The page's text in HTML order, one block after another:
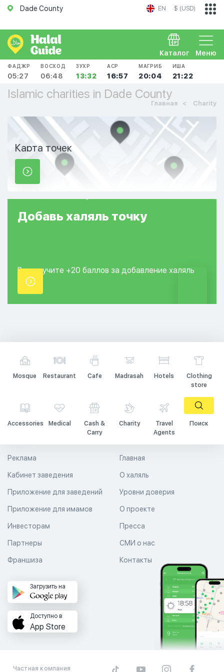
Dade County EN $ (USD)
Меню
Каталог
ФАДЖР
05:27
ВОСХОД
06:48
ЗУХР
13:32
АСР
16:57
МАГРИБ
20:04
ИША
21:22
Islamic charities in Dade County
Главная Charity
Карта точек
Добавь халяль точку
Вы получите +20 баллов за добавление халяль
точки.
Mosque Restaurant Cafe Madrasah Hotels
Clothing
store
Accessories Medical
Cash &
Carry
Charity
Travel
Agents
Поиск
Главная
О халяль
Уровни доверия
Реклама
Кабинет заведения
Приложение для заведений
Приложение для имамов О проекте
Пресса
СМИ о нас
Контакты
Инвесторам
Партнеры
Франшиза
Загрузить на
Доступно в
App Store
Частная компания